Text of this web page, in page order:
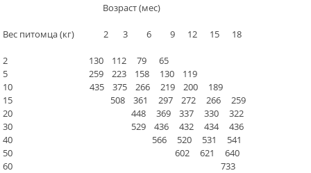
Возраст (мес)
Вес питомца (кг) 2 3 6 9 12 15 18
2 130 112 79 65
5 259 223 158 130 119
10 435 375 266 219 200 189
15 508 361 297 272 266 259
20 448 369 337 330 322
30 529 436 432 434 436
40 566 520 531 541
50 602 621 640
60 733